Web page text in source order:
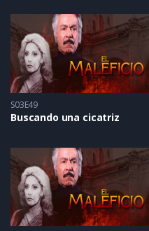
S03E49
Buscando una cicatriz